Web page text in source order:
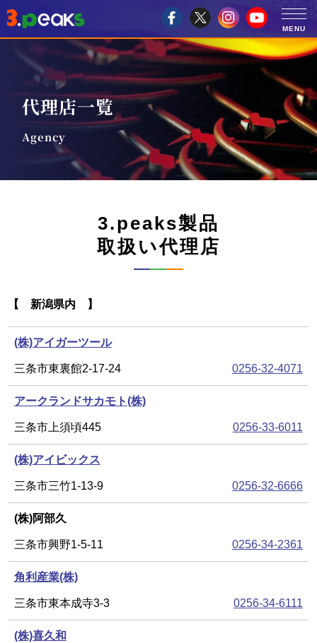
代理店一覧
Agency
3.peaks製品
取扱い代理店
【 新潟県内 】
(株)アイガーツール
三条市東裏館2-17-24 0256-32-4071
アークランドサカモト(株)
三条市上須頃445 0256-33-6011
(株)アイビックス
三条市三竹1-13-9 0256-32-6666
(株)阿部久
三条市興野1-5-11 0256-34-2361
角利産業(株)
三条市東本成寺3-3 0256-34-6111
(株)喜久和